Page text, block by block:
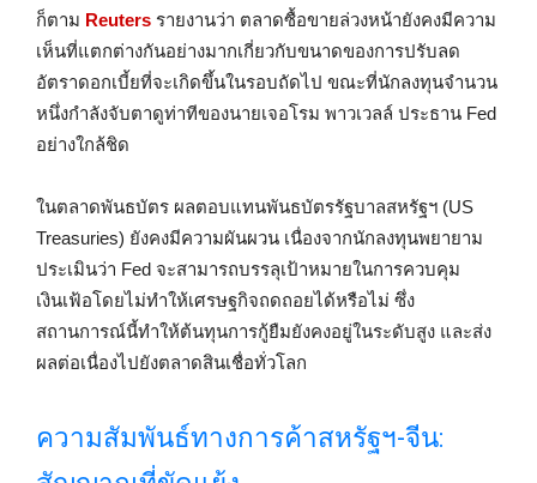
ก็ตาม Reuters รายงานว่า ตลาดซื้อขายล่วงหน้ายังคงมีความ
เห็นที่แตกต่างกันอย่างมากเกี่ยวกับขนาดของการปรับลด
อัตราดอกเบี้ยที่จะเกิดขึ้นในรอบถัดไป ขณะที่นักลงทุนจำนวน
หนึ่งกำลังจับตาดูท่าทีของนายเจอโรม พาวเวลล์ ประธาน Fed
อย่างใกล้ชิด
ในตลาดพันธบัตร ผลตอบแทนพันธบัตรรัฐบาลสหรัฐฯ (US
Treasuries) ยังคงมีความผันผวน เนื่องจากนักลงทุนพยายาม
ประเมินว่า Fed จะสามารถบรรลุเป้าหมายในการควบคุม
เงินเฟ้อโดยไม่ทำให้เศรษฐกิจถดถอยได้หรือไม่ ซึ่ง
สถานการณ์นี้ทำให้ต้นทุนการกู้ยืมยังคงอยู่ในระดับสูง และส่ง
ผลต่อเนื่องไปยังตลาดสินเชื่อทั่วโลก
ความสัมพันธ์ทางการค้าสหรัฐฯ-จีน: